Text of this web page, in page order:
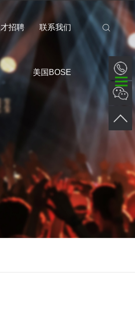
才招聘 联系我们
美国BOSE